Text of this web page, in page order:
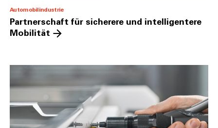
Automobilindustrie
Partnerschaft für sicherere und intelligentere
Mobilität